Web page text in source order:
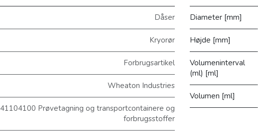
Dåser
Kryorør
Forbrugsartikel
Wheaton Industries
41104100 Prøvetagning og transportcontainere og
forbrugsstoffer
Diameter [mm]
Højde [mm]
Volumeninterval
(ml) [ml]
Volumen [ml]